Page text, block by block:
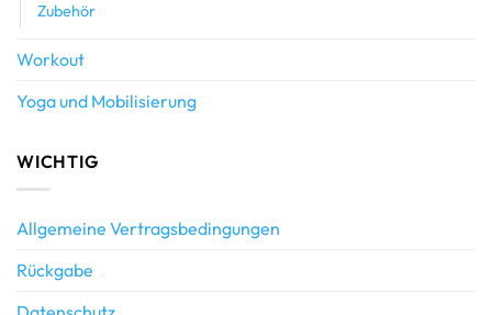
Zubehör
Workout
Yoga und Mobilisierung
WICHTIG
Allgemeine Vertragsbedingungen
Rückgabe